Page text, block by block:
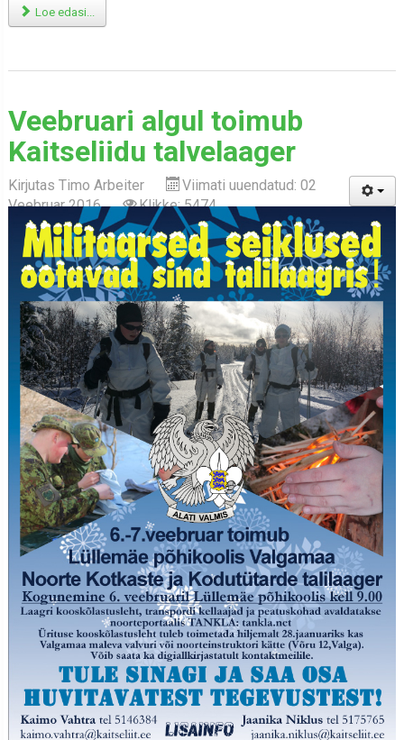
Loe edasi...
Veebruari algul toimub
Kaitseliidu talvelaager
Kirjutas Timo Arbeiter
Viimati uuendatud: 02
Veebruar 2016
Klikke: 5474